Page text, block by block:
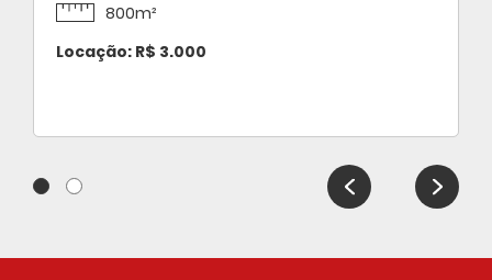
800m²
Locação: R$ 3.000